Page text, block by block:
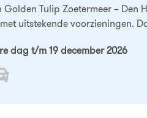
Golden Tulip Zoetermeer – Den
uitstekende voorzieningen.
dag t/m 19 december 2026